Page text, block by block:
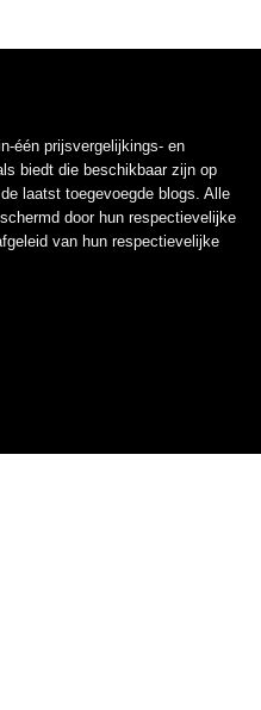
één prijsvergelijkings- en
biedt die beschikbaar zijn op
laatst toegevoegde blogs. Alle
door hun respectievelijke
van hun respectievelijke